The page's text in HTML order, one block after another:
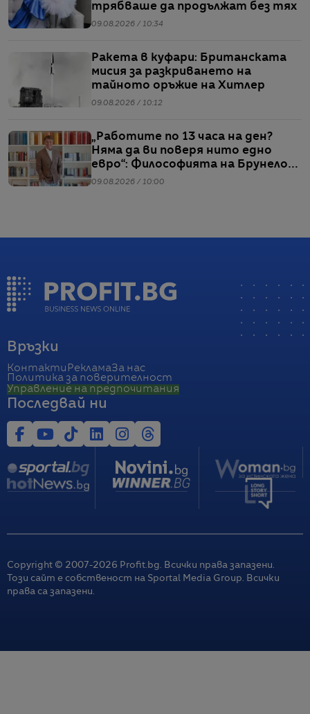
трябваше да продължат без тях
09.08.2026 / 10:34
Ракета в куфари: Британската
мисия за разкриването на
тайното оръжие на Хитлер
09.08.2026 / 10:12
„Работите по 13 часа на ден?
Няма да ви поверя нито едно
евро“: Философията на Брунело
Кучинели за бизнеса и живота
09.08.2026 / 10:00
Връзки
Контакти РекламаЗа нас
Политика за поверителност
Управление на предпочитания
Последвай ни
Copyright © 2007-2026 Profit.bg. Всички права запазени.
Този сайт е собственост на Sportal Media Group. Всички
права са запазени.